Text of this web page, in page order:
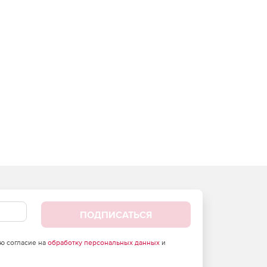
ПОДПИСАТЬСЯ
согласие на обработку персональных данныхи